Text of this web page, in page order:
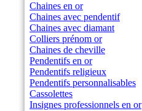
Chaines en or
Chaines avec pendentif
Chaines avec diamant
Colliers prénom or
Chaines de cheville
Pendentifs en or
Pendentifs religieux
Pendentifs personnalisables
Cassolettes
Insignes professionnels en or